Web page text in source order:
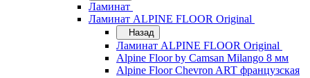
Ламинат
Ламинат ALPINE FLOOR Original
Назад
Ламинат ALPINE FLOOR Original
Alpine Floor by Camsan Milango 8 мм
Alpine Floor Chevron ART французская